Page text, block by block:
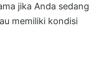
jika Anda sedang
memiliki kondisi